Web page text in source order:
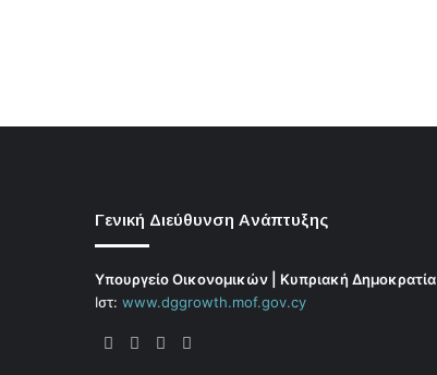
Γενική Διεύθυνση Ανάπτυξης
Υπουργείο Οικονομικών | Κυπριακή Δημοκρατία
Ιστ: www.dggrowth.mof.gov.cy
Facebook
X LinkedIn